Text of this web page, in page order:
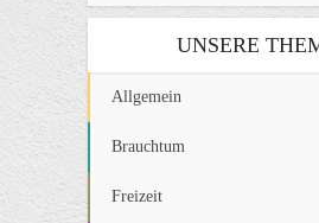
UNSERE
Allgemein
Brauchtum
Freizeit